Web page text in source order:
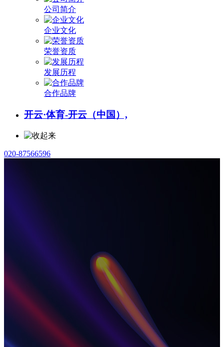
公司简介
企业文化
荣誉资质
发展历程
合作品牌
开云·体育-开云（中国）,
020-87566596
NEW ICT SOLUTION SERVICE PROVIDER